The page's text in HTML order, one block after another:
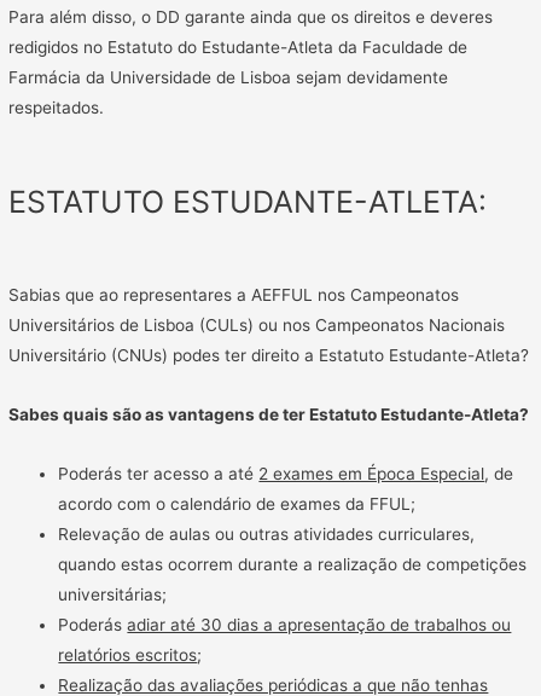
Para além disso, o DDgarante ainda que os direitos e deveres
redigidos no Estatuto do Estudante-Atleta da Faculdade de
Farmácia da Universidade de Lisboa sejam devidamente
respeitados.
ESTATUTO ESTUDANTE-ATLETA:
Sabias que ao representares a AEFFUL nos Campeonatos
Universitários de Lisboa (CULs) ou nos Campeonatos Nacionais
Universitário (CNUs) podes ter direito a Estatuto Estudante-Atleta?
Sabes quais são as vantagens de ter Estatuto Estudante-Atleta?
Poderás ter acesso a até 2 exames em Época Especial, de
acordo com o calendário de exames da FFUL;
Relevação de aulas ou outras atividades curriculares,
quando estas ocorrem durante a realização de competições
universitárias;
Poderásadiar até 30 dias a apresentação de trabalhos ou
relatórios escritos;
Realização das avaliações periódicas a que não tenhas